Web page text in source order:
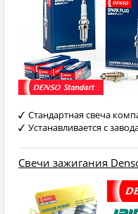
Стандартная свеча
Устанавливается с
Свечи зажигания